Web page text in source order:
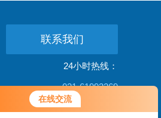
在线交流
联系我们
24小时热线：
021-61993269
公司地址：